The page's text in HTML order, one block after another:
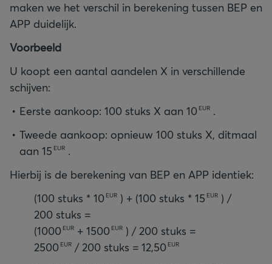
maken we het verschil in berekening tussen BEP en
APP duidelijk.
Voorbeeld
U koopt een aantal aandelen X in verschillende
schijven:
Eerste aankoop: 100 stuks X aan 10 EUR .
Tweede aankoop: opnieuw 100 stuks X, ditmaal
aan 15 EUR .
Hierbij is de berekening van BEP en APP identiek:
(100 stuks * 10 EUR ) + (100 stuks * 15 EUR ) /
200 stuks =
(1000 EUR + 1500 EUR
2500 EUR / 200 stuks = 12,50 EUR